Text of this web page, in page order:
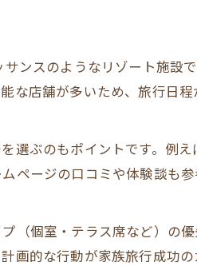
ンスのようなリゾート施設
な店舗が多いため、旅行日
選ぶのもポイントです。例え
ページの口コミや体験談も
（個室・テラス席など）の
的な行動が家族旅行成功の